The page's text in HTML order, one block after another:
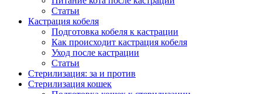
Статьи
Кастрация кобеля
Подготовка кобеля к кастрации
Как происходит кастрация кобеля
Уход после кастрации
Статьи
Стерилизация: за и против
Стерилизация кошек